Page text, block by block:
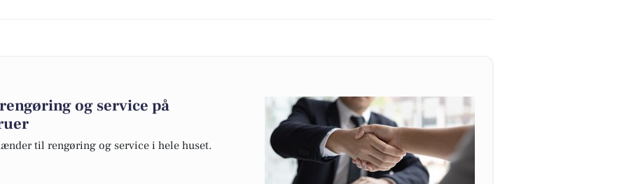
og service på
til rengøring og service i hele huset.